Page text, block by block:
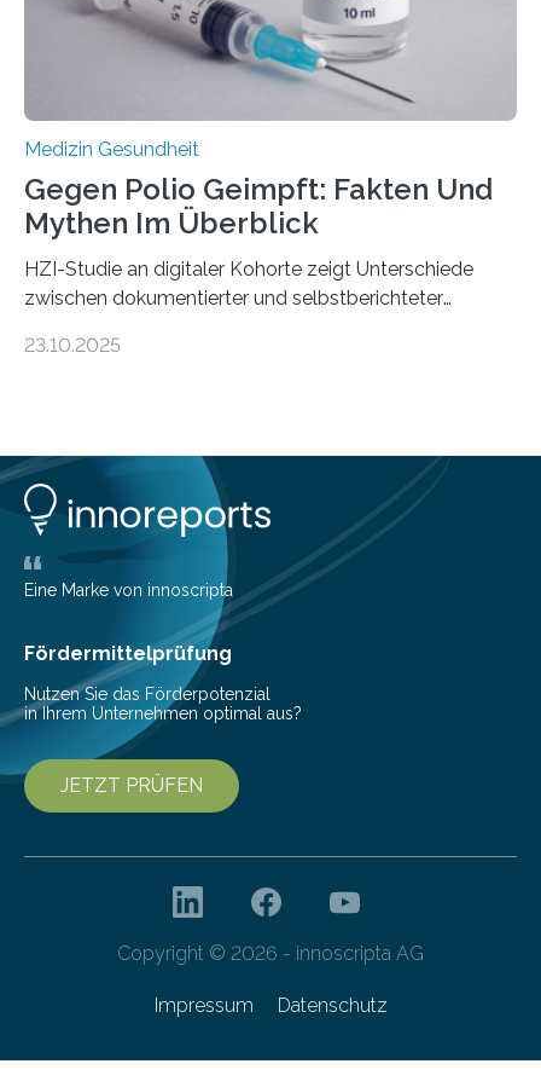
Medulloblastoms gefunden. Die Wilhelm Sander-
Stiftung unterstützte das Projekt…
Medizin Gesundheit
Gegen Polio Geimpft: Fakten Und
Mythen Im Überblick
HZI-Studie an digitaler Kohorte zeigt Unterschiede
zwischen dokumentierter und selbstberichteter
Kinderlähmung, ist eine ansteckende Krankheit, die
nur noch in zwei Ländern endemisch. Bis das Virus
weltweit ausgerottet ist, ist aber auch in Deutschland
ein Impfschutz wichtig, da das Virus jederzeit wieder
eingeschleppt werden könnte. Epidemiolog:innen des
Helmholtz-Zentrums für Infektionsforschung (HZI)
haben nun gezeigt, dass viele…
23.10.2025
Eine Marke von innoscripta
Fördermittelprüfung
Nutzen Sie das Förderpotenzial
in Ihrem Unternehmen optimal aus?
JETZT PRÜFEN
Copyright © 2026 - innoscripta AG
Impressum Datenschutz